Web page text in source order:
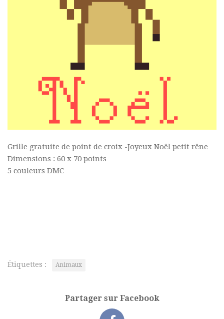
Grille gratuite de point de croix -Joyeux Noël petit rêne
Dimensions : 60 x 70 points
5 couleurs DMC
Étiquettes : Animaux
Partager sur Facebook